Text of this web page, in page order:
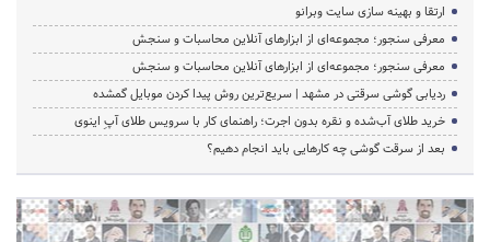
ارتقا و بهینه سازی سایت وبرانو
معرفی سنجور؛ مجموعه‌ای از ابزارهای آنلاین محاسبات و سنجش
معرفی سنجور؛ مجموعه‌ای از ابزارهای آنلاین محاسبات و سنجش
ردیابی گوشی سرقتی در مشهد | سریع‌ترین روش پیدا کردن موبایل گمشده
خرید طلای آب‌شده و نقره بدون اجرت؛ راهنمای کار با سرویس طلای آپِ اینوی
بعد از سرقت گوشی چه کارهایی باید انجام دهیم؟